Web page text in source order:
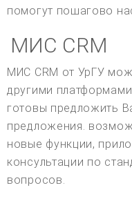
помогут пошагово
МИС CRM
МИС CRM от УрГУ
другими
готовы предложить
предложения.
новые функции,
консультации по
вопросов.